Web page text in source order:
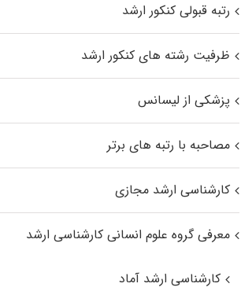
رتبه قبولی کنکور ارشد
ظرفیت رشته های کنکور ارشد
پزشکی از لیسانس
مصاحبه با رتبه های برتر
کارشناسی ارشد مجازی
معرفی گروه علوم انسانی کارشناسی ارشد
کارشناسی ارشد آماد